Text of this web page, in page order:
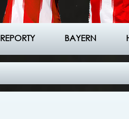
REPORTY BAYERN